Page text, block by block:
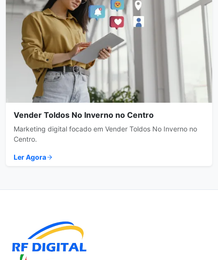
Vender Toldos No Inverno no Centro
Marketing digital focado em Vender Toldos No Inverno no
Centro.
Ler Agora